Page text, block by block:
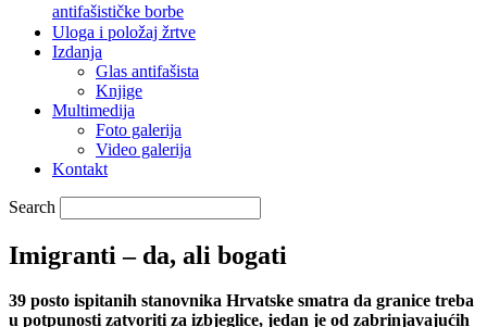
antifašističke borbe
Uloga i položaj žrtve
Izdanja
Glas antifašista
Knjige
Multimedija
Foto galerija
Video galerija
Kontakt
Search
Imigranti – da, ali bogati
39 posto ispitanih stanovnika Hrvatske smatra da granice treba
u potpunosti zatvoriti za izbjeglice, jedan je od zabrinjavajućih